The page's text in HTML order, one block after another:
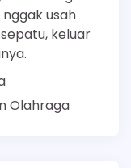
nggak usah
keluar
Olahraga